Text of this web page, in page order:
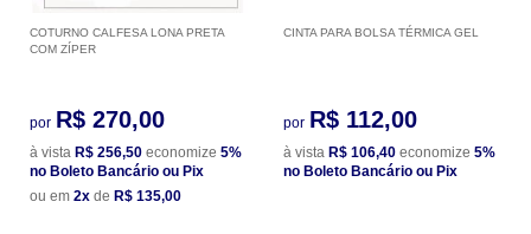
COTURNO CALFESA LONA PRETA
COM ZÍPER
por R$ 270,00
à vista R$ 256,50 economize 5%
no Boleto Bancário ou Pix
ou em 2x de R$ 135,00
CINTA PARA BOLSA TÉRMICA GEL
por R$ 112,00
à vista R$ 106,40 economize 5%
no Boleto Bancário ou Pix